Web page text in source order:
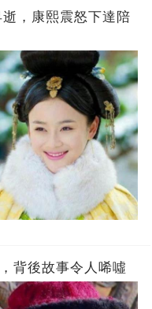
，康熙震怒下達陪
背後故事令人唏噓